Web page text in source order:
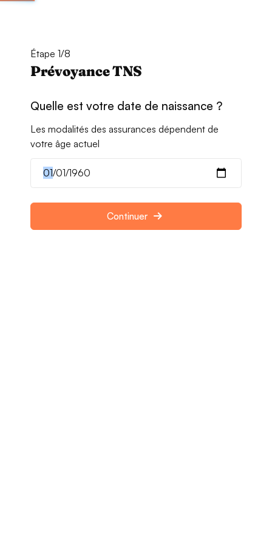
Étape 1/8
Prévoyance TNS
Quelle est votre date de naissance ?
Les modalités des assurances dépendent de
votre âge actuel
Continuer